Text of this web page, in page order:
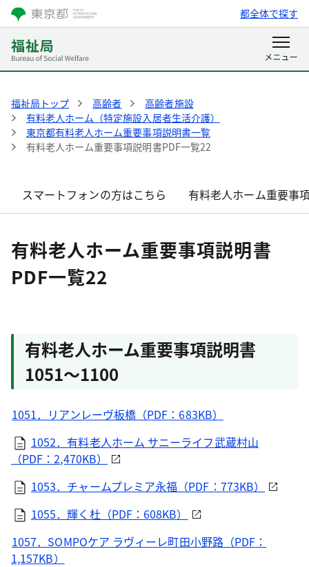
都全体で探す
福祉局トップ 高齢者
高齢者施設
有料老人ホーム（特定施設入居者生活介護）
東京都有料老人ホーム重要事項説明書一覧
有料老人ホーム重要事項説明書PDF一覧22
スマートフォンの方はこちら 有料老人ホーム重要事
有料老人ホーム重要事項説明書
PDF一覧22
有料老人ホーム重要事項説明書
1051～1100
1051．リアンレーヴ板橋（PDF：683KB）
1052．有料老人ホーム サニーライフ武蔵村山
（PDF：2,470KB）
1053．チャームプレミア永福（PDF：773KB）
1055．輝く杜（PDF：608KB）
1057．SOMPOケア ラヴィーレ町田小野路（PDF：
1,157KB）